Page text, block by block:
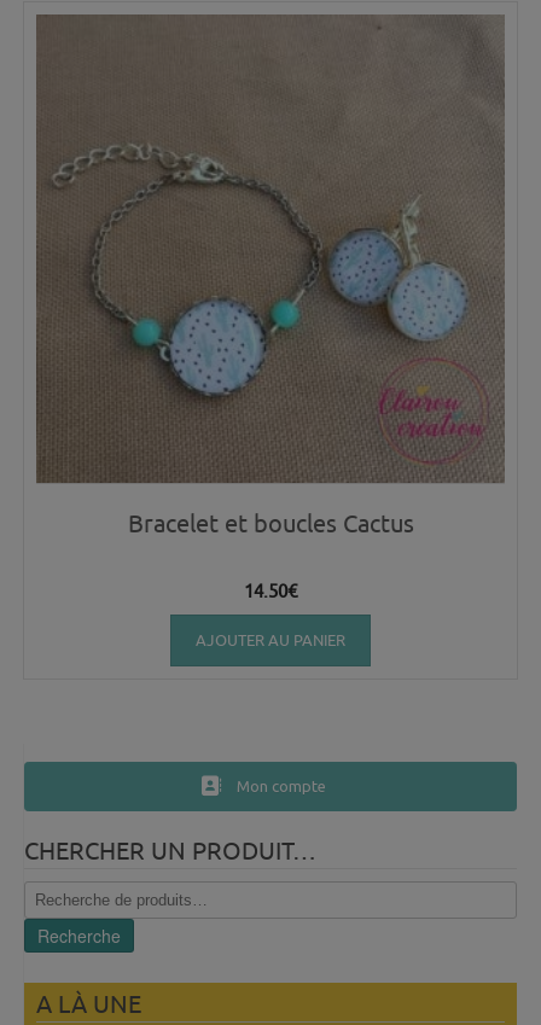
Bracelet et boucles Cactus
14.50€
AJOUTER AU PANIER
Mon compte
CHERCHER UN PRODUIT…
Recherche
pour :
Recherche
A LÀ UNE